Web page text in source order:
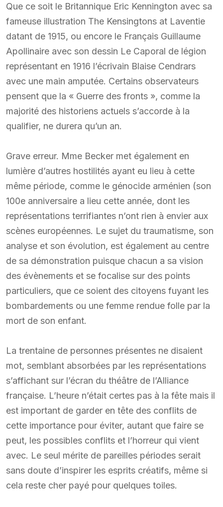
Que ce soit le Britannique Eric Kennington avec sa
fameuse illustration The Kensingtons at Laventie
datant de 1915, ou encore le Français Guillaume
Apollinaire avec son dessin Le Caporal de légion
représentant en 1916 l’écrivain Blaise Cendrars
avec une main amputée. Certains observateurs
pensent que la « Guerre des fronts », comme la
majorité des historiens actuels s’accorde à la
qualifier, ne durera qu’un an.
Grave erreur. Mme Becker met également en
lumière d’autres hostilités ayant eu lieu à cette
même période, comme le génocide arménien (son
100e anniversaire a lieu cette année, dont les
représentations terrifiantes n’ont rien à envier aux
scènes européennes. Le sujet du traumatisme, son
analyse et son évolution, est également au centre
de sa démonstration puisque chacun a sa vision
des évènements et se focalise sur des points
particuliers, que ce soient des citoyens fuyant les
bombardements ou une femme rendue folle par la
mort de son enfant.
La trentaine de personnes présentes ne disaient
mot, semblant absorbées par les représentations
s’affichant sur l’écran du théâtre de l’Alliance
française. L’heure n’était certes pas à la fête mais il
est important de garder en tête des conflits de
cette importance pour éviter, autant que faire se
peut, les possibles conflits et l’horreur qui vient
avec. Le seul mérite de pareilles périodes serait
sans doute d’inspirer les esprits créatifs, même si
cela reste cher payé pour quelques toiles.